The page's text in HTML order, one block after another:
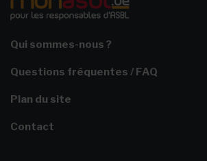
Qui sommes-nous ?
Questions fréquentes / FAQ
Plan du site
Contact